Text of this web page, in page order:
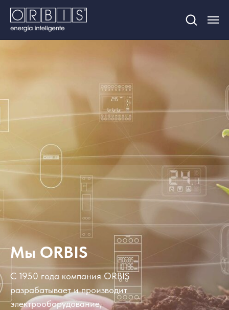
Мы ORBIS
С 1950 года компания ORBIS
разрабатывает и производит
электрооборудование,